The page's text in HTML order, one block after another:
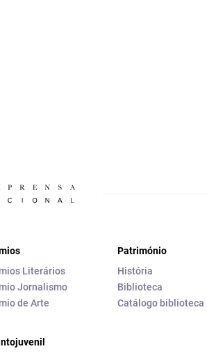
Literários
Jornalismo
de Arte
Património
História
Biblioteca
Catálogo biblioteca